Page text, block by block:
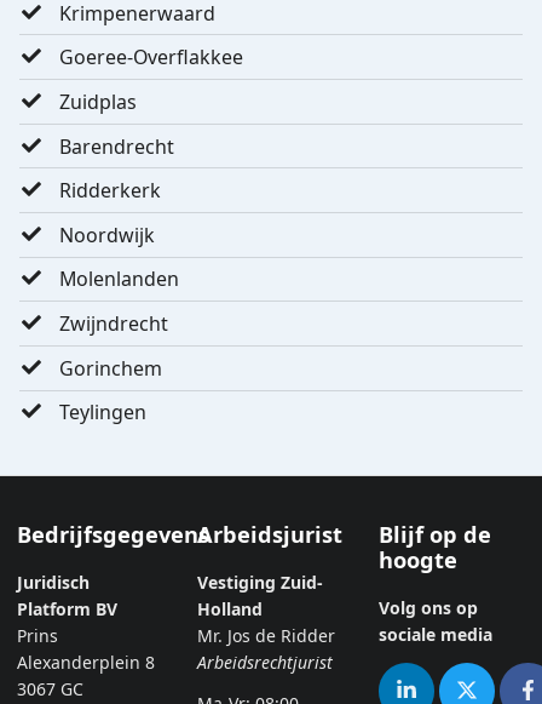
Krimpenerwaard
Goeree-Overflakkee
Zuidplas
Barendrecht
Ridderkerk
Noordwijk
Molenlanden
Zwijndrecht
Gorinchem
Teylingen
Bedrijfsgegevens
Juridisch
Platform BV
Prins
Alexanderplein 8
3067 GC
Arbeidsjurist
Vestiging Zuid-
Holland
Mr. Jos de Ridder
Arbeidsrechtjurist
Blijf op de
hoogte
Volg ons op
sociale media